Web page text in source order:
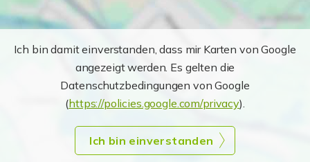
Ich bin damit einverstanden, dass mir Karten von Google
angezeigt werden. Es gelten die
Datenschutzbedingungen von Google
(https://policies.google.com/privacy).
Ich bin einverstanden